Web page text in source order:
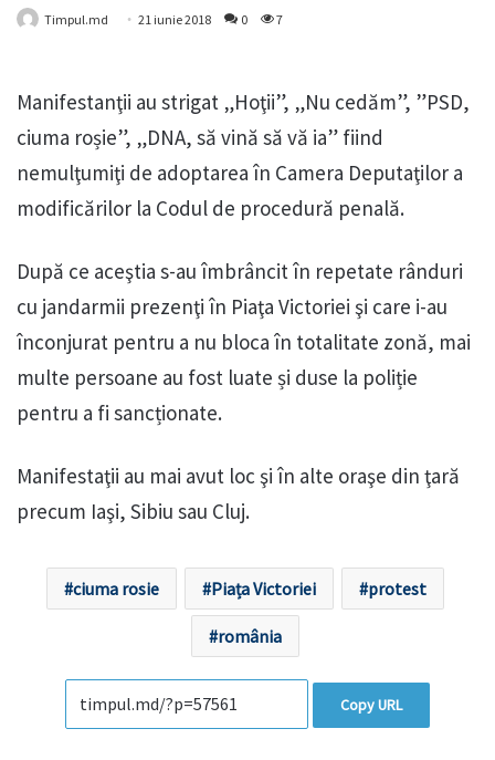
Timpul.md 21 iunie 2018 0 7
Manifestanţii au strigat „Hoţii”, „Nu cedăm”, ”PSD,
ciuma roșie”, „DNA, să vină să vă ia” fiind
nemulţumiţi de adoptarea în Camera Deputaţilor a
modificărilor la Codul de procedură penală.
După ce aceştia s-au îmbrâncit în repetate rânduri
cu jandarmii prezenţi în Piaţa Victoriei şi care i-au
înconjurat pentru a nu bloca în totalitate zonă, mai
multe persoane au fost luate și duse la poliție
pentru a fi sancționate.
Manifestaţii au mai avut loc şi în alte oraşe din ţară
precum Iaşi, Sibiu sau Cluj.
ciuma rosie Piața Victoriei protest
românia
Copy URL